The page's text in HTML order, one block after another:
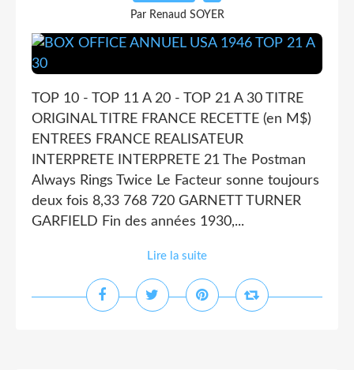
Par Renaud SOYER
TOP 10 - TOP 11 A 20 - TOP 21 A 30 TITRE
ORIGINAL TITRE FRANCE RECETTE (en M$)
ENTREES FRANCE REALISATEUR
INTERPRETE INTERPRETE 21 The Postman
Always Rings Twice Le Facteur sonne toujours
deux fois 8,33 768 720 GARNETT TURNER
GARFIELD Fin des années 1930,...
Lire la suite